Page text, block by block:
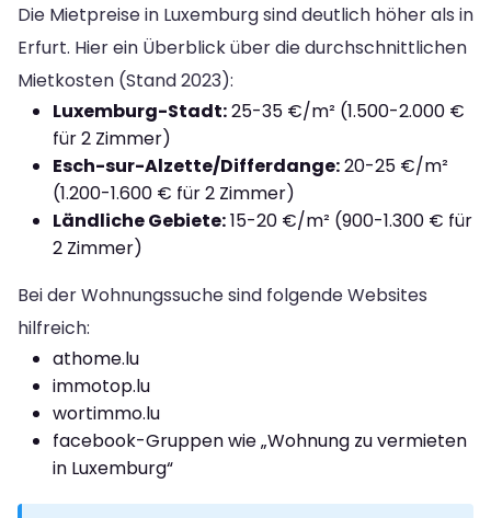
Die Mietpreise in Luxemburg sind deutlich höher als in
Erfurt. Hier ein Überblick über die durchschnittlichen
Mietkosten (Stand 2023):
Luxemburg-Stadt:25-35 €/m² (1.500-2.000 €
für 2 Zimmer)
Esch-sur-Alzette/Differdange:20-25 €/m²
(1.200-1.600 € für 2 Zimmer)
Ländliche Gebiete:15-20 €/m² (900-1.300 € für
2 Zimmer)
Bei der Wohnungssuche sind folgende Websites
hilfreich:
athome.lu
immotop.lu
wortimmo.lu
facebook-Gruppen wie „Wohnung zu vermieten
in Luxemburg“